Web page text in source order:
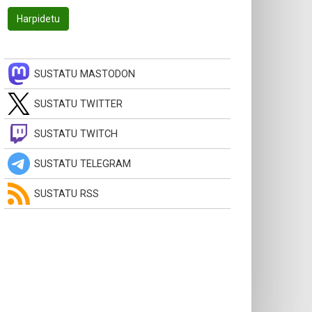
SUSTATU MASTODON
SUSTATU TWITTER
SUSTATU TWITCH
SUSTATU TELEGRAM
SUSTATU RSS